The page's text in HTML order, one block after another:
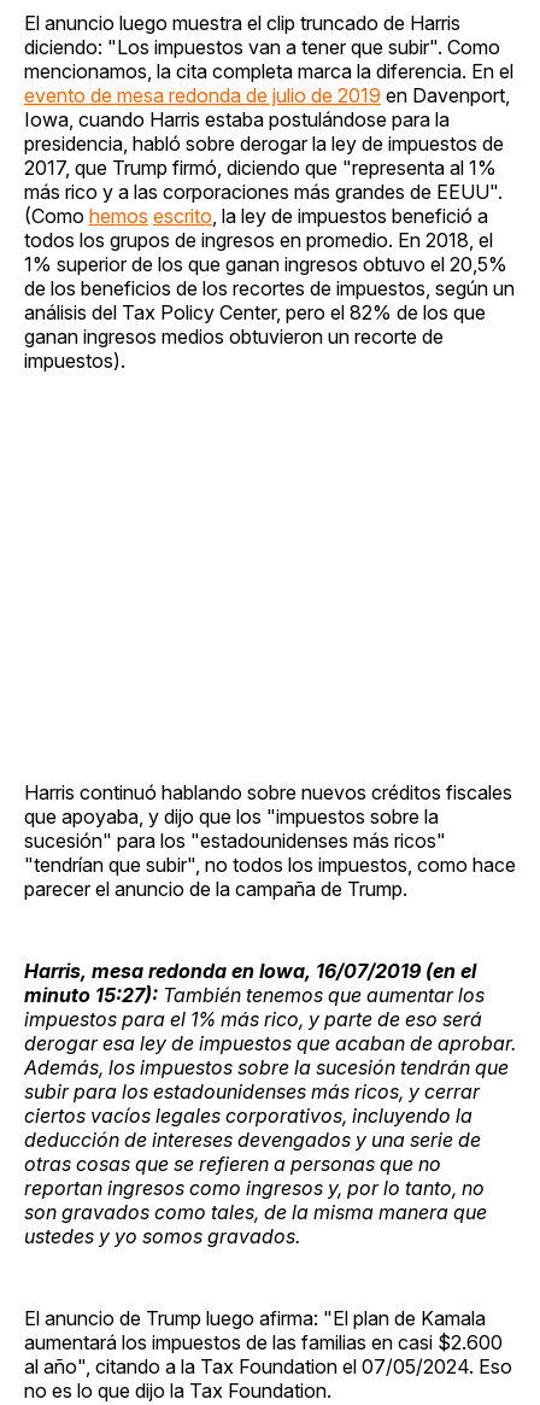
El anuncio luego muestra el clip truncado de Harris
diciendo: "Los impuestos van a tener que subir". Como
mencionamos, la cita completa marca la diferencia. En el
evento de mesa redonda de julio de 2019 en Davenport,
Iowa, cuando Harris estaba postulándose para la
presidencia, habló sobre derogar la ley de impuestos de
2017, que Trump firmó, diciendo que "representa al 1%
más rico y a las corporaciones más grandes de EEUU".
(Como hemos escrito, la ley de impuestos benefició a
todos los grupos de ingresos en promedio. En 2018, el
1% superior de los que ganan ingresos obtuvo el 20,5%
de los beneficios de los recortes de impuestos, según un
análisis del Tax Policy Center, pero el 82% de los que
ganan ingresos medios obtuvieron un recorte de
impuestos).
Harris continuó hablando sobre nuevos créditos fiscales
que apoyaba, y dijo que los "impuestos sobre la
sucesión" para los "estadounidenses más ricos"
"tendrían que subir", no todos los impuestos, como hace
parecer el anuncio de la campaña de Trump.
Harris, mesa redonda en Iowa, 16/07/2019 (en el
minuto 15:27): También tenemos que aumentar los
impuestos para el 1% más rico, y parte de eso será
derogar esa ley de impuestos que acaban de aprobar.
Además, los impuestos sobre la sucesión tendrán que
subir para los estadounidenses más ricos, y cerrar
ciertos vacíos legales corporativos, incluyendo la
deducción de intereses devengados y una serie de
otras cosas que se refieren a personas que no
reportan ingresos como ingresos y, por lo tanto, no
son gravados como tales, de la misma manera que
ustedes y yo somos gravados.
El anuncio de Trump luego afirma: "El plan de Kamala
aumentará los impuestos de las familias en casi $2.600
al año", citando a la Tax Foundation el 07/05/2024. Eso
no es lo que dijo la Tax Foundation.